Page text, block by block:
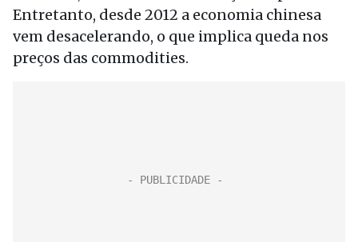
Entretanto, desde 2012 a economia chinesa
vem desacelerando, o que implica queda nos
preços das commodities.